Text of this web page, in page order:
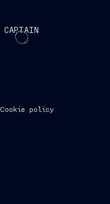
CAPTAIN
Cookie policy